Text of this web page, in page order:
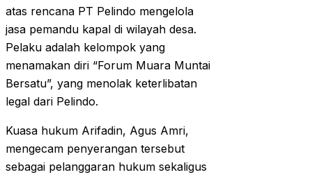
atas rencana PT Pelindo mengelola
jasa pemandu kapal di wilayah desa.
Pelaku adalah kelompok yang
menamakan diri “Forum Muara Muntai
Bersatu”, yang menolak keterlibatan
legal dari Pelindo.
Kuasa hukum Arifadin, Agus Amri,
mengecam penyerangan tersebut
sebagai pelanggaran hukum sekaligus